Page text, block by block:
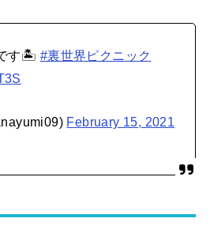
す🏝 #裏世界ピクニック
February 15, 2021